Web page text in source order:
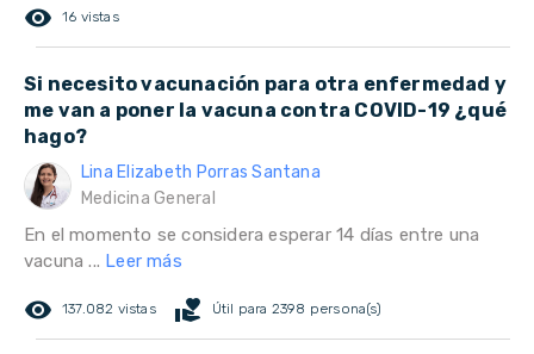
remove_red_eye 16 vistas
Si necesito vacunación para otra enfermedad y
me van a poner la vacuna contra COVID-19 ¿qué
hago?
Lina Elizabeth Porras Santana
Medicina General
En el momento se considera esperar 14 días entre una
vacuna ... Leer más
remove_red_eye 137.082 vistas volunteer_activism Útil para 2398 persona(s)